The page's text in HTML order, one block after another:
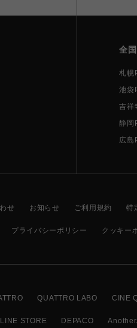
全
札幌
池袋
吉祥
静岡
広島
せ お知らせ ご利用規約 特
プライバシーポリシー クッキー
QUATTRO LABO CINE
STORE DEPACO